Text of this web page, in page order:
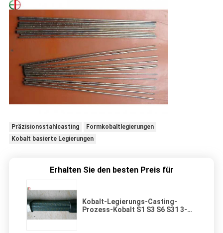
Präzisionsstahlcasting
Formkobaltlegierungen
Kobalt basierte Legierungen
Erhalten Sie den besten Preis für
Kobalt-Legierungs-Casting-
Prozess-Kobalt S1 S3 S6 S31 3-